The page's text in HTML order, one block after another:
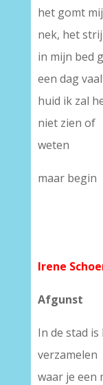
het gomt
nek, het
in mijn bed
een dag
huid ik zal
niet zien of
weten
maar begin
Irene
Afgunst
In de stad
verzamelen
waar je een